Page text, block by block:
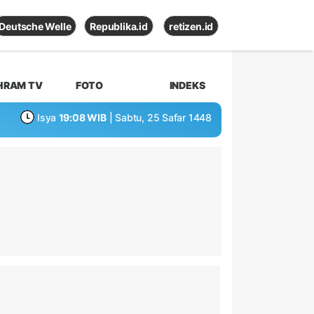
Deutsche Welle Republika.id retizen.id
TV FOTO INDEKS
Isya 19:08 WIB | Sabtu, 25 Safar 1448